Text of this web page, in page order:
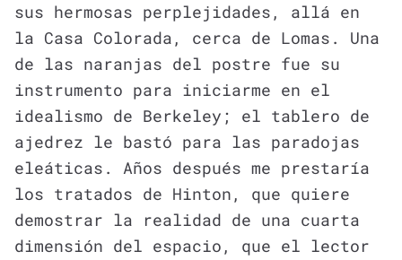
sus hermosas perplejidades, allá en
la Casa Colorada, cerca de Lomas. Una
de las naranjas del postre fue su
instrumento para iniciarme en el
idealismo de Berkeley; el tablero de
ajedrez le bastó para las paradojas
eleáticas. Años después me prestaría
los tratados de Hinton, que quiere
demostrar la realidad de una cuarta
dimensión del espacio, que el lector